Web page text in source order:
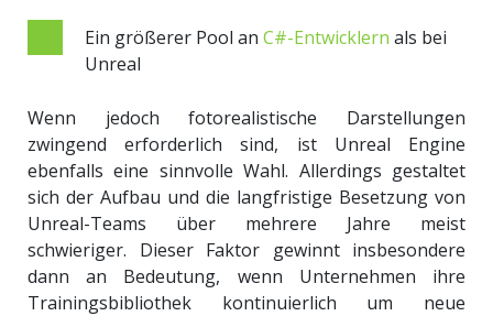
Ein größerer Pool an C#-Entwicklern als bei
Unreal
Wenn jedoch fotorealistische Darstellungen
zwingend erforderlich sind, ist Unreal Engine
ebenfalls eine sinnvolle Wahl. Allerdings gestaltet
sich der Aufbau und die langfristige Besetzung von
Unreal-Teams über mehrere Jahre meist
schwieriger. Dieser Faktor gewinnt insbesondere
dann an Bedeutung, wenn Unternehmen ihre
Trainingsbibliothek kontinuierlich um neue